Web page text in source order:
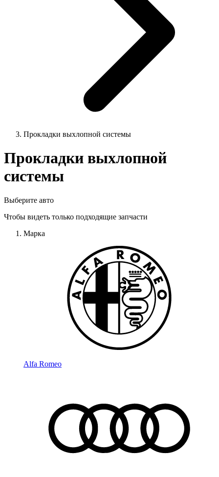
Прокладки выхлопной системы
Прокладки выхлопной
системы
Выберите авто
Чтобы видеть только подходящие запчасти
Марка
Alfa Romeo